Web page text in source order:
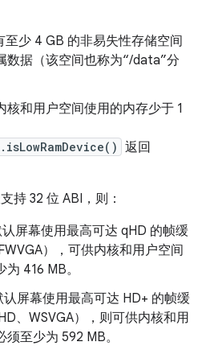
至少 4 GB 的非易失性存储空间
数据（该空间也称为“/data”分
核和用户空间使用的内存少于 1
返回
持 32 位 ABI，则：
屏幕使用最高可达 qHD 的帧缓
），可供内核和用户空间
416 MB。
屏幕使用最高可达 HD+ 的帧缓
、WSVGA），则可供内核和用
至少为 592 MB。